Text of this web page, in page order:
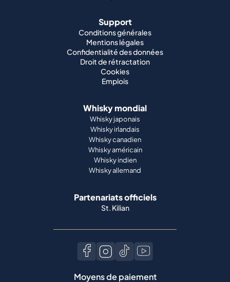
Support
Conditions générales
Mentions légales
Confidentialité des données
Droit de rétractation
Cookies
Emplois
Whisky mondial
Whisky japonais
Whisky irlandais
Whisky canadien
Whisky américain
Whisky indien
Whisky allemand
Partenariats officiels
St. Kilian
Moyens de paiement